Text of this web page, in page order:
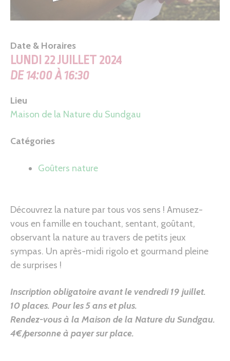
Date & Horaires
LUNDI 22 JUILLET 2024
DE 14:00 À 16:30
Lieu
Maison de la Nature du Sundgau
Catégories
Goûters nature
Découvrez la nature par tous vos sens ! Amusez-
vous en famille en touchant, sentant, goûtant,
observant la nature au travers de petits jeux
sympas. Un après-midi rigolo et gourmand pleine
de surprises !
Inscription obligatoire avant le vendredi 19 juillet.
10 places. Pour les 5 ans et plus.
Rendez-vous à la Maison de la Nature du Sundgau.
4€/personne à payer sur place.